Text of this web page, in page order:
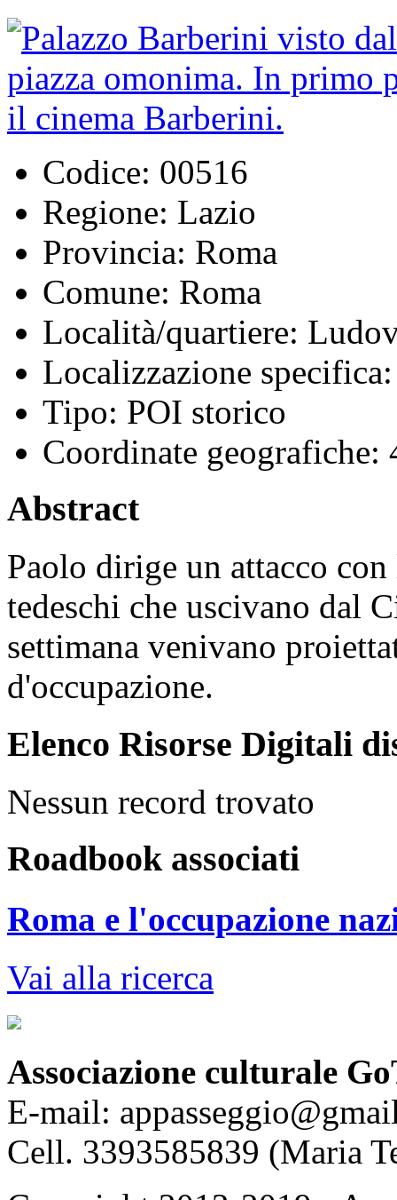
Codice: 00516
Regione: Lazio
Provincia: Roma
Comune: Roma
Località/quartiere:
Localizzazione specifica:
Tipo: POI storico
Coordinate geografiche:
Abstract
Paolo dirige un attacco
tedeschi che uscivano dal
settimana venivano
d'occupazione.
Elenco Risorse Digitali
Nessun record trovato
Roadbook associati
Roma e l'occupazione
Vai alla ricerca
Associazione culturale
E-mail:
Cell. 3393585839 (Maria